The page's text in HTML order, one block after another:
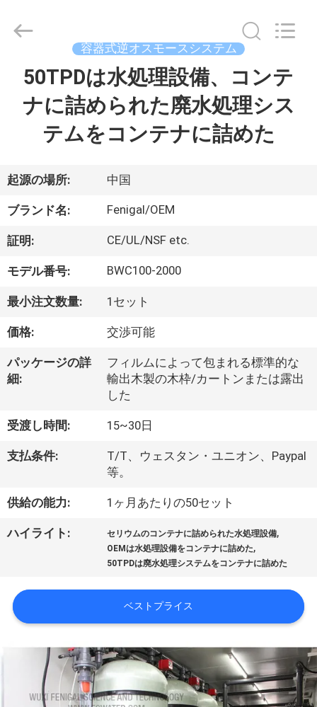
ダ
ク
ト
私
に
つ
て
場
旅
品
2026
Technology
容器式逆オスモースシステム
50TPDは水処理設備、コンテ
ナに詰められた廃水処理シス
テムをコンテナに詰めた
起源の場所: 中国
ブランド名: Fenigal/OEM
証明: CE/UL/NSF etc.
モデル番号: BWC100-2000
最小注文数量: 1セット
価格: 交渉可能
パッケージの詳
細:
フィルムによって包まれる標準的な
輸出木製の木枠/カートンまたは露出
した
受渡し時間: 15~30日
支払条件:
T/T、ウェスタン・ユニオン、Paypal
等。
供給の能力: 1ヶ月あたりの50セット
ハイライト: セリウムのコンテナに詰められた水処理設備,
OEMは水処理設備をコンテナに詰めた,
50TPDは廃水処理システムをコンテナに詰めた
ベストプライス